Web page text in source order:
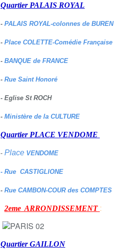
Quartier PALAIS ROYAL
- PALAIS ROYAL-colonnes de BUREN
- Place COLETTE-Comédie Française
- BANQUE de FRANCE
- Rue Saint Honoré
- Eglise St ROCH
- Ministère de la CULTURE
Quartier PLACE VENDOME
- Place VENDOME
- Rue CASTIGLIONE
- Rue CAMBON-COUR des COMPTES
2eme ARRONDISSEMENT :
Quartier GAILLON